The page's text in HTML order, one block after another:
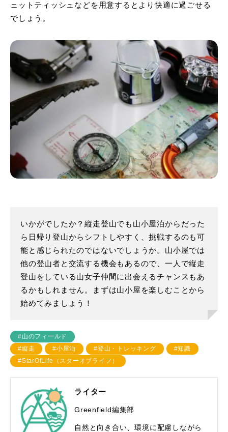
ェットティッシュなどを用意するとより快適に過ごせる
でしょう。
いかがでしたか？縦走登山でも山小屋泊からだった
ら日帰り登山からシフトしやすく、挑戦するのも可
能と感じられたのではないでしょうか。山小屋では
他の登山者と交流する機会もあるので、一人で縦走
登山をしている山女子仲間に出会えるチャンスもあ
るかもしれません。まずは山小屋を楽しむことから
始めてみましょう！
#山のフィールド
#縦走
#小屋泊 #登山・トレッキング
#知識
#StarOfLife（スターオブライフ）
ライター
Greenfield編集部
自然と向き合い、環境に配慮しながら